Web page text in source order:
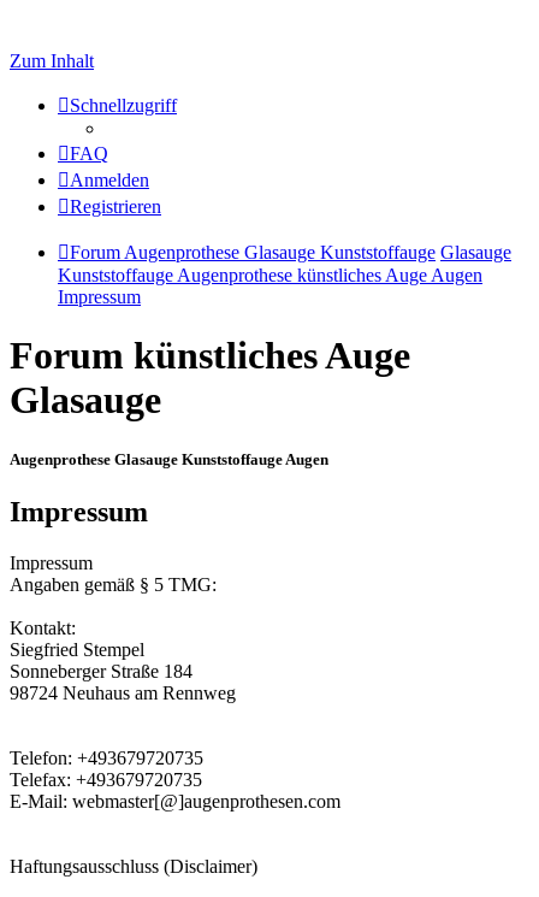
Zum Inhalt
Schnellzugriff
FAQ
Anmelden
Registrieren
Forum Augenprothese Glasauge Kunststoffauge Glasauge
Kunststoffauge Augenprothese künstliches Auge Augen
Impressum
Forum künstliches Auge
Glasauge
Augenprothese Glasauge Kunststoffauge Augen
Impressum
Impressum
Angaben gemäß § 5 TMG:
Kontakt:
Siegfried Stempel
Sonneberger Straße 184
98724 Neuhaus am Rennweg
Telefon: +493679720735
Telefax: +493679720735
E-Mail: webmaster[@]augenprothesen.com
Haftungsausschluss (Disclaimer)